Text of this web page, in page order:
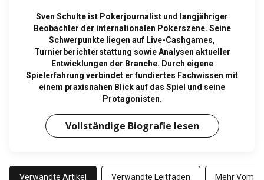
Sven Schulte ist Pokerjournalist und langjähriger
Beobachter der internationalen Pokerszene. Seine
Schwerpunkte liegen auf Live-Cashgames,
Turnierberichterstattung sowie Analysen aktueller
Entwicklungen der Branche. Durch eigene
Spielerfahrung verbindet er fundiertes Fachwissen mit
einem praxisnahen Blick auf das Spiel und seine
Protagonisten.
Vollständige Biografie lesen
Verwandte Artikel Verwandte Leitfäden Mehr Vom